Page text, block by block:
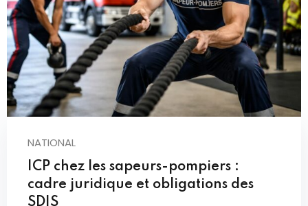
NATIONAL
ICP chez les sapeurs-pompiers :
cadre juridique et obligations des
SDIS